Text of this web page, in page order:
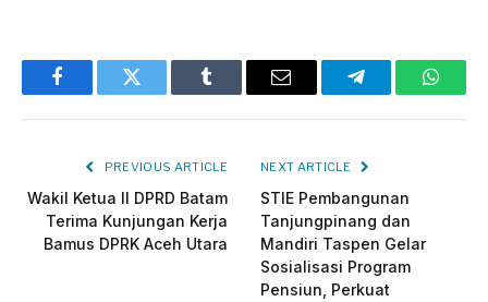
FacebookTwitter Tumblr Email Telegram
PREVIOUS ARTICLE
Wakil Ketua II DPRD Batam
Terima Kunjungan Kerja
Bamus DPRK Aceh Utara
NEXT ARTICLE
STIE Pembangunan
Tanjungpinang dan
Mandiri Taspen Gelar
Sosialisasi Program
Pensiun, Perkuat